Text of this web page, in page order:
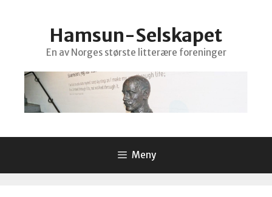
Hamsun-Selskapet
En av Norges største litterære foreninger
Meny